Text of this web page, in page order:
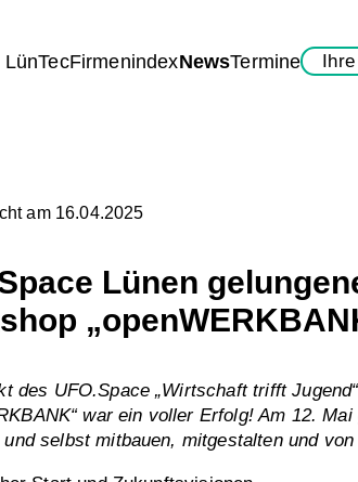
FirmenindexNewsTermine
am 16.04.2025
Lünen
des UFO.Space „Wirtschaft trifft
war ein voller Erfolg! Am 12.
und selbst mitbauen, mitgestalten und